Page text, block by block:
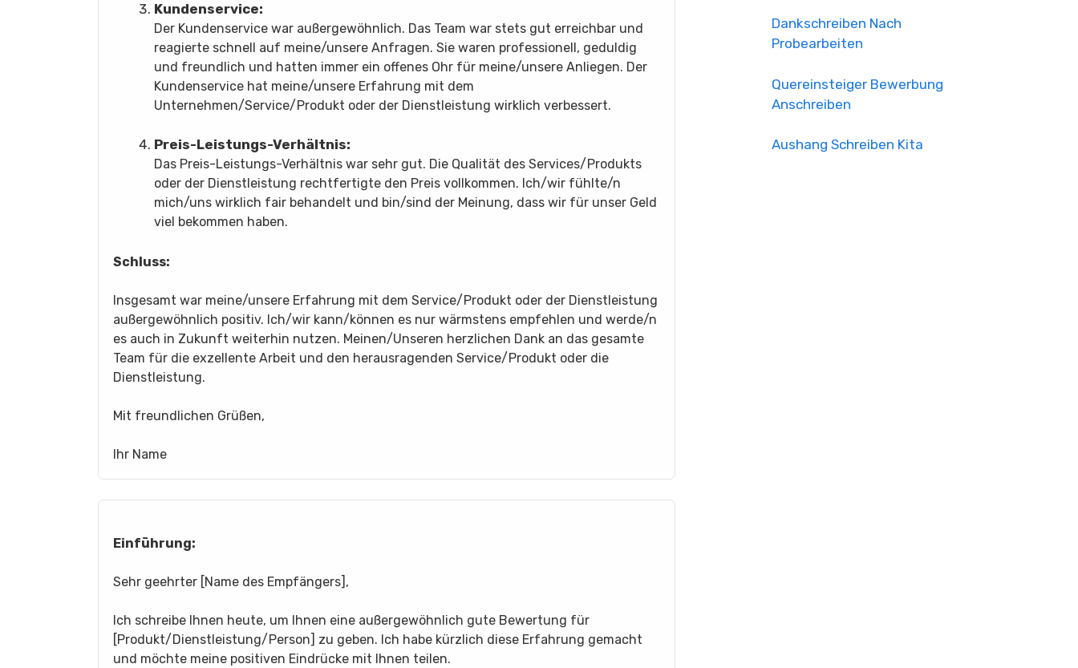
Kundenservice:
Der Kundenservice war außergewöhnlich. Das Team war stets gut erreichbar und
reagierte schnell auf meine/unsere Anfragen. Sie waren professionell, geduldig
und freundlich und hatten immer ein offenes Ohr für meine/unsere Anliegen. Der
Kundenservice hat meine/unsere Erfahrung mit dem
Unternehmen/Service/Produkt oder der Dienstleistung wirklich verbessert.
Preis-Leistungs-Verhältnis:
Das Preis-Leistungs-Verhältnis war sehr gut. Die Qualität des Services/Produkts
oder der Dienstleistung rechtfertigte den Preis vollkommen. Ich/wir fühlte/n
mich/uns wirklich fair behandelt und bin/sind der Meinung, dass wir für unser Geld
viel bekommen haben.
Schluss:
Insgesamt war meine/unsere Erfahrung mit dem Service/Produkt oder der Dienstleistung
außergewöhnlich positiv. Ich/wir kann/können es nur wärmstens empfehlen und werde/n
es auch in Zukunft weiterhin nutzen. Meinen/Unseren herzlichen Dank an das gesamte
Team für die exzellente Arbeit und den herausragenden Service/Produkt oder die
Dienstleistung.
Mit freundlichen Grüßen,
Ihr Name
Einführung:
Sehr geehrter [Name des Empfängers],
Ich schreibe Ihnen heute, um Ihnen eine außergewöhnlich gute Bewertung für
[Produkt/Dienstleistung/Person] zu geben. Ich habe kürzlich diese Erfahrung gemacht
und möchte meine positiven Eindrücke mit Ihnen teilen.
Dankschreiben Nach
Probearbeiten
Quereinsteiger Bewerbung
Anschreiben
Aushang Schreiben Kita